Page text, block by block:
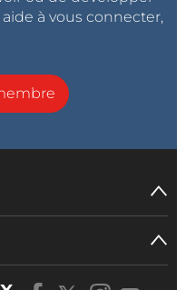
à vous connecter,